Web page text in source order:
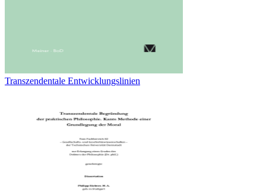
Transzendentale Entwicklungslinien